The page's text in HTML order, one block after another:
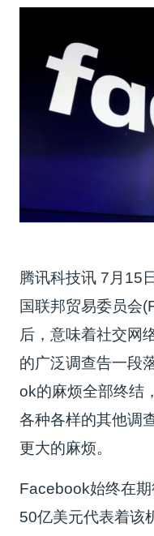
腾讯科技讯 7月15
国联邦贸易委员会
后，意味着社交网
的广泛调查告一段
ok的麻烦全部终结
各种各样的其他调
更大的麻烦。
Facebook始终在期
50亿美元代表着该